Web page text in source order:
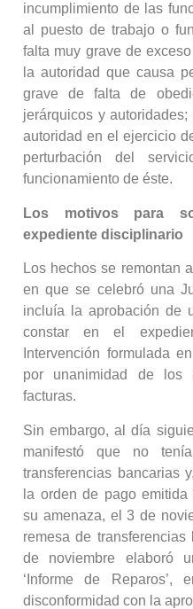
incumplimiento de las
al puesto de trabajo o
falta muy grave de
la autoridad que causa
grave de falta de
jerárquicos y
autoridad en el ejercicio
perturbación del
funcionamiento de éste.
Los motivos para
expediente disciplinario
Los hechos se remontan
en que se celebró una
incluía la aprobación de
constar en el
Intervención formulada
por unanimidad de los
facturas.
Sin embargo, al día
manifestó que no
transferencias bancarias
la orden de pago
su amenaza, el 3 de
remesa de
de noviembre elaboró
‘Informe de
disconformidad con la